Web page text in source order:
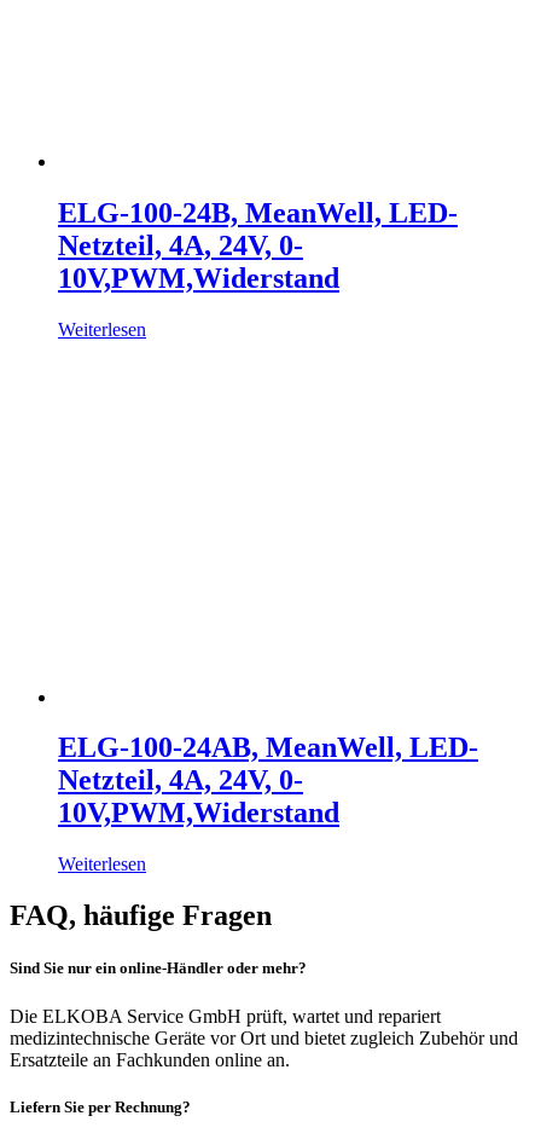
ELG-100-24B, MeanWell, LED-
Netzteil, 4A, 24V, 0-
10V,PWM,Widerstand
Weiterlesen
ELG-100-24AB, MeanWell, LED-
Netzteil, 4A, 24V, 0-
10V,PWM,Widerstand
Weiterlesen
FAQ, häufige Fragen
Sind Sie nur ein online-Händler oder mehr?
Die ELKOBA Service GmbH prüft, wartet und repariert
medizintechnische Geräte vor Ort und bietet zugleich Zubehör und
Ersatzteile an Fachkunden online an.
Liefern Sie per Rechnung?